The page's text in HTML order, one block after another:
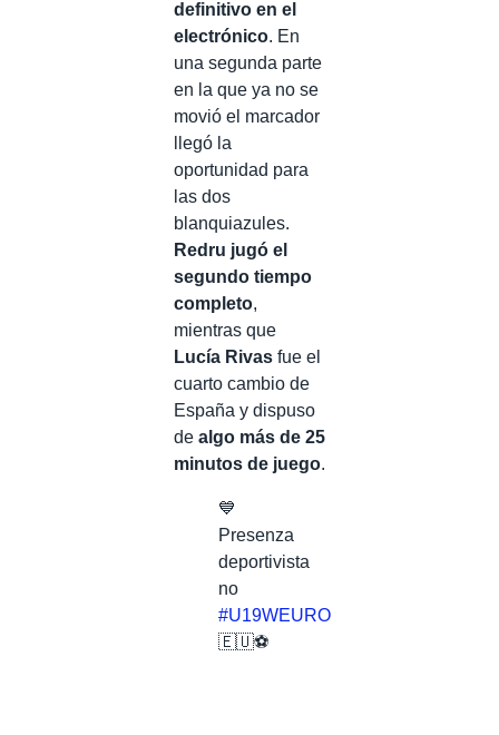
definitivo en el
electrónico. En
una segunda parte
en la que ya no se
movió el marcador
llegó la
oportunidad para
las dos
blanquiazules.
Redru jugó el
segundo tiempo
completo,
mientras que
Lucía Rivas fue el
cuarto cambio de
España y dispuso
de algo más de 25
minutos de juego.
💙
Presenza
deportivista
no
#U19WEURO
🇪🇺⚽️